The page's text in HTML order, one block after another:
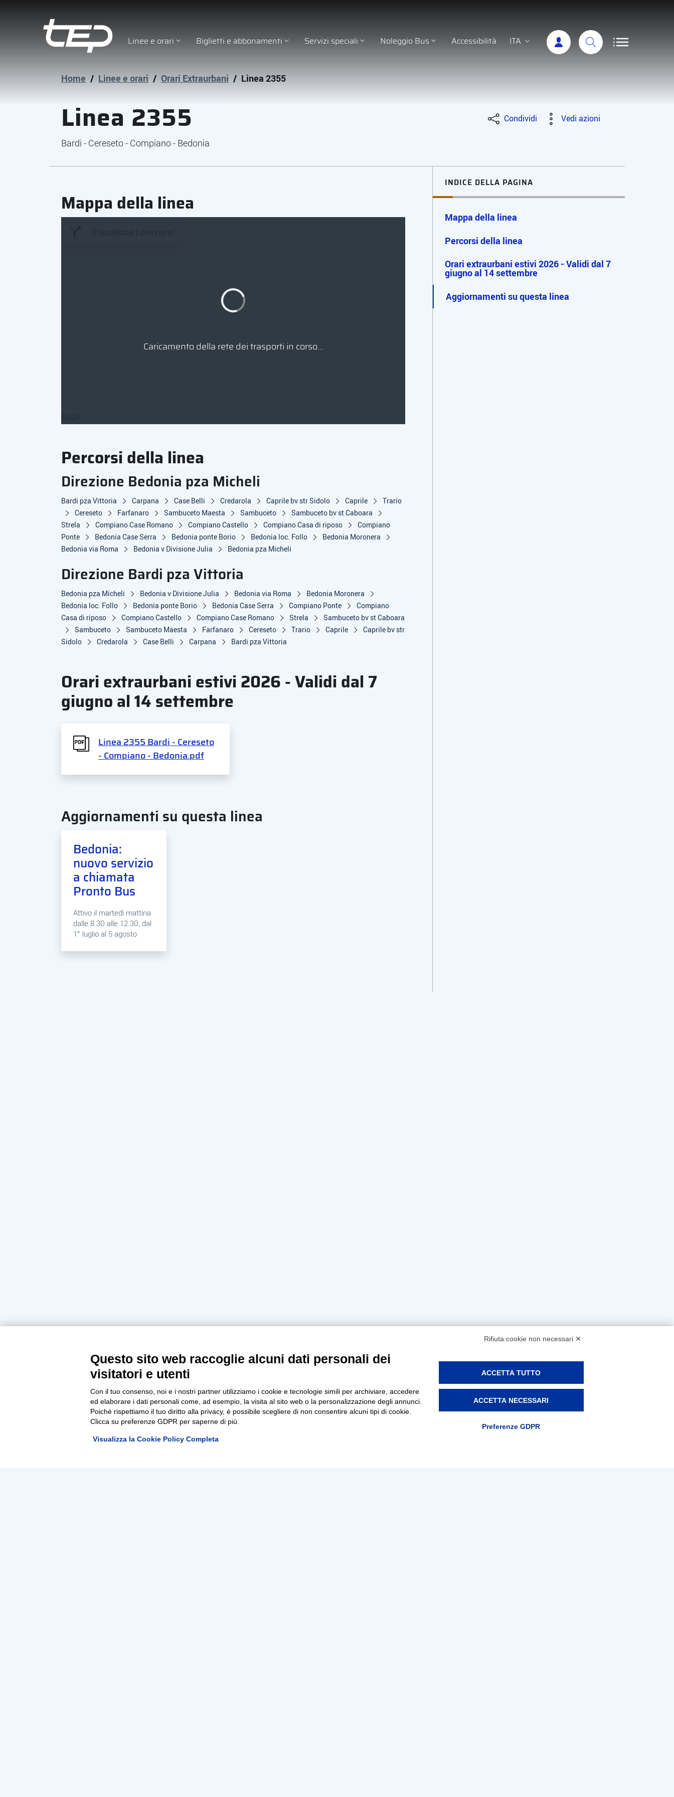
Tep - Trasporti pubblici Parma
Linee e orari Biglietti e abbonamenti Servizi speciali Noleggio Bus Accessibilità ITA
Home / Linee e orari / Orari Extraurbani / Linea 2355
Linea 2355
Bardi - Cereseto - Compiano - Bedonia
Condividi Vedi azioni
Mappa della linea
Caricamento della rete dei trasporti in corso...
Percorsi della linea
Direzione Bedonia pza Micheli
Bardi pza Vittoria Carpana Case Belli Credarola Caprile bv str Sidolo Caprile
Trario
Cereseto
Farfanaro Sambuceto Maesta Sambuceto
Sambuceto bv st Caboara
Strela
Compiano Case Romano Compiano Castello Compiano Casa di riposo
Compiano
Ponte
Bedonia Case Serra Bedonia ponte Borio Bedonia loc. Follo
Bedonia Moronera
Bedonia via Roma
Bedonia v Divisione Julia Bedonia pza Micheli
Direzione Bardi pza Vittoria
Bedonia pza Micheli Bedonia v Divisione Julia Bedonia via Roma
Bedonia Moronera
Bedonia loc. Follo
Bedonia ponte Borio Bedonia Case Serra Compiano Ponte
Compiano
Casa di riposo
Compiano Castello Compiano Case Romano Strela
Sambuceto bv st Caboara
Sambuceto
Sambuceto Maesta Farfanaro Cereseto Trario Caprile
Caprile bv str
Sidolo
Credarola Case Belli Carpana Bardi pza Vittoria
Orari extraurbani estivi 2026 - Validi dal 7
giugno al 14 settembre
Linea 2355 Bardi - Cereseto
- Compiano - Bedonia.pdf
Aggiornamenti su questa linea
Bedonia:
nuovo servizio
a chiamata
Pronto Bus
Attivo il martedì mattina
dalle 8.30 alle 12.30, dal
1° luglio al 5 agosto
INDICE DELLA PAGINA
Mappa della linea
Percorsi della linea
Orari extraurbani estivi 2026 - Validi dal 7
giugno al 14 settembre
Aggiornamenti su questa linea
Rifiuta cookie non necessari ✕
Questo sito web raccoglie alcuni dati personali dei
visitatori e utenti
Con il tuo consenso, noi e i nostri partner utilizziamo i cookie e tecnologie simili per archiviare, accedere
ed elaborare i dati personali come, ad esempio, la visita al sito web o la personalizzazione degli annunci.
Poiché rispettiamo il tuo diritto alla privacy, è possibile scegliere di non consentire alcuni tipi di cookie.
Clicca su preferenze GDPR per saperne di più.
Visualizza la Cookie Policy Completa
ACCETTA TUTTO
ACCETTA NECESSARI
Preferenze GDPR